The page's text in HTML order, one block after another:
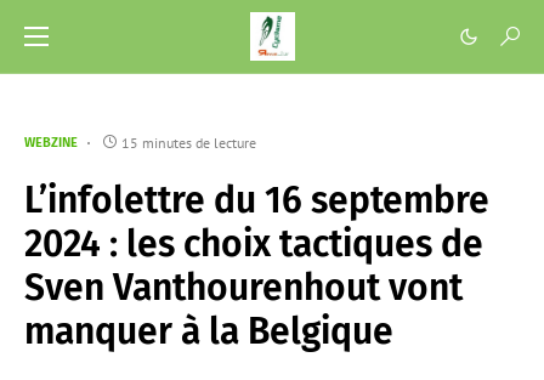
WEBZINE 15 minutes de lecture
L’infolettre du 16 septembre
2024 : les choix tactiques de
Sven Vanthourenhout vont
manquer à la Belgique